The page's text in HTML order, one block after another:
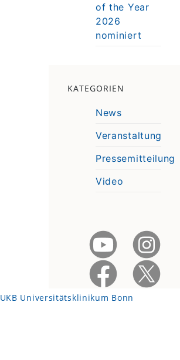
of the Year
2026
nominiert
KATEGORIEN
News
Veranstaltung
Pressemitteilung
Video
UKB Universitätsklinikum Bonn